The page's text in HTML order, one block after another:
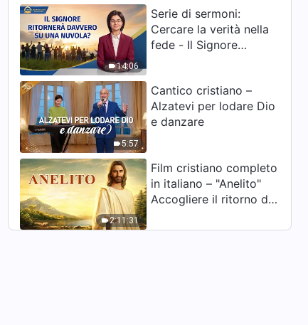
14:06
Serie di sermoni:
Cercare la verità nella
fede - Il Signore
5:57
Cantico cristiano –
Alzatevi per lodare Dio
e danzare
2:11:31
Film cristiano completo
in italiano – "Anelito"
Accogliere il ritorno del